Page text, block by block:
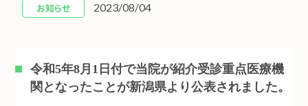
お知らせ 2023/08/04
令和5年8月1日付で当院が紹介受診重点医療機
関となったことが新潟県より公表されました。